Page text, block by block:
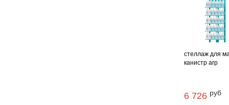
стеллаж для
канистр arp
6 726 руб